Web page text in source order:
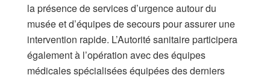
la présence de services d’urgence autour du
musée et d’équipes de secours pour assurer une
intervention rapide. L’Autorité sanitaire participera
également à l’opération avec des équipes
médicales spécialisées équipées des derniers